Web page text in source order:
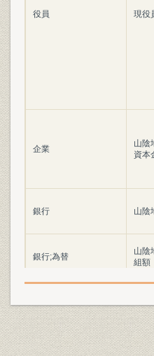
役員 現役
企業
山陰
資本
銀行 山陰
銀行;為替
山陰
組額
銀行;財務・業績
各
計数